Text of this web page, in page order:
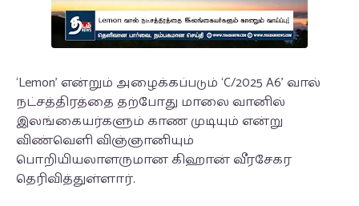
‘Lemon’ என்றும் அழைக்கப்படும் ‘C/2025 A6’ வால்
நட்சத்திரத்தை தற்போது மாலை வானில்
இலங்கையர்களும் காண முடியும் என்று
விண்வெளி விஞ்ஞானியும்
பொறியியலாளருமான கிஹான் வீரசேகர
தெரிவித்துள்ளார்.